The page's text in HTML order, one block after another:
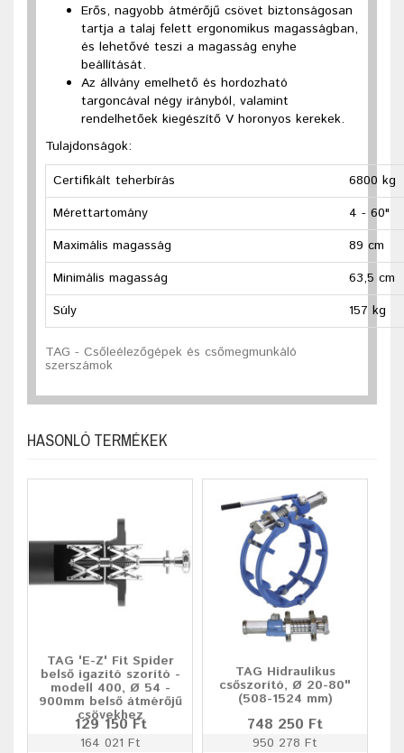
Erős, nagyobb átmérőjű csövet biztonságosan
tartja a talaj felett ergonomikus magasságban,
és lehetővé teszi a magasság enyhe
beállítását.
Az állvány emelhető és hordozható
targoncával négy irányból, valamint
rendelhetőek kiegészítő V horonyos kerekek.
Tulajdonságok:
Certifikált teherbírás
Mérettartomány
4 - 60"
Maximális magasság
89 cm
Minimális magasság
63,5 cm
Súly
157 kg
TAG - Csőleélezőgépek és csőmegmunkáló
szerszámok
HASONLÓ TERMÉKEK
TAG 'E-Z' Fit Spider
belső igazító szorító -
modell 400, Ø 54 -
900mm belső átmérőjű
csövekhez
129 150 Ft
164 021 Ft
TAG Hidraulikus
csőszorító, Ø 20-80"
(508-1524 mm)
748 250 Ft
950 278 Ft